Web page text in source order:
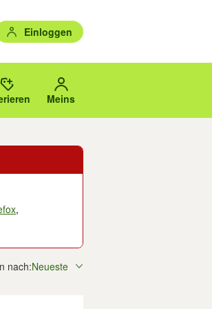
Einloggen
auswählen.
mit den Pfeiltasten nach oben/
PLZ. Meins
,
nach:Neueste